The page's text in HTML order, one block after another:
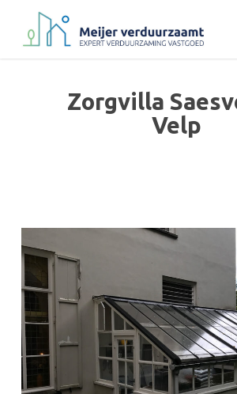
Zorgvilla
Velp